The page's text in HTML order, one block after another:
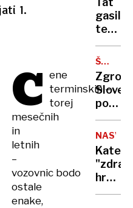
1.
C ene
terminskih –
torej
mesečnih
in
letnih
–
vozovnic bodo
ostale
enake,
nikoli
ni
in
tudi
na
druge
očitno
le
prevoz
do
Mežice
po
kampa
na
Hvaru:
Nismo
dobili
Katera
hrana
nam